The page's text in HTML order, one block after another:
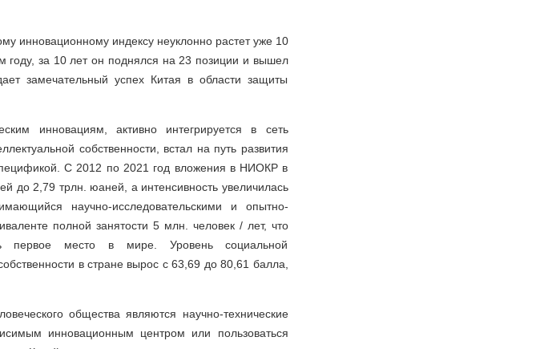
инновационному индексу неуклонно растет уже 10
году, за 10 лет он поднялся на 23 позиции и вышел
замечательный успех Китая в области защиты
инновациям, активно интегрируется в сеть
собственности, встал на путь развития
С 2012 по 2021 год вложения в НИОКР в
до 2,79 трлн. юаней, а интенсивность увеличилась
научно-исследовательскими и опытно-
полной занятости 5 млн. человек / лет, что
первое место в мире. Уровень социальной
в стране вырос с 63,69 до 80,61 балла,
общества являются научно-технические
инновационным центром или пользоваться